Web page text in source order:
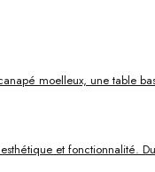
moelleux, une table
et fonctionnalité.